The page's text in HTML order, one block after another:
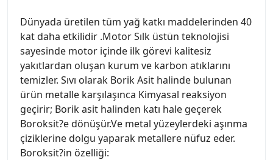
Dünyada üretilen tüm yağ katkı maddelerinden 40
kat daha etkilidir .Motor Sılk üstün teknolojisi
sayesinde motor içinde ilk görevi kalitesiz
yakıtlardan oluşan kurum ve karbon atıklarını
temizler. Sıvı olarak Borik Asit halinde bulunan
ürün metalle karşılaşınca Kimyasal reaksiyon
geçirir; Borik asit halinden katı hale geçerek
Boroksit?e dönüşür.Ve metal yüzeylerdeki aşınma
çiziklerine dolgu yaparak metallere nüfuz eder.
Boroksit?in özelliği: